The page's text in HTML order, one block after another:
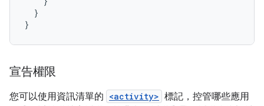
}
}
宣告權限
您可以使用資訊清單的 <activity> 標記，控管哪些應用